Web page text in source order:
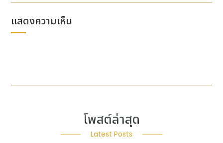
อร์ด ในจำนวนนี้ มี 47 ท่านที่อยู่ใน 100 อันดับแรกของโลก
ในสาขาของตน และที่โดดเด่นเป็นพิเศษคือมีนักวิชาการ 3
แข็งแกร่งและความเป็นเลิศของชุมชนนักวิจัยของ CUHK
Nethersole School of Nursing:
นวัตกรรมการวิจัยและบุคลากรด้านการพยาบาลระดับ
แสดงความเห็น
โพสต์ล่าสุด
Latest Posts